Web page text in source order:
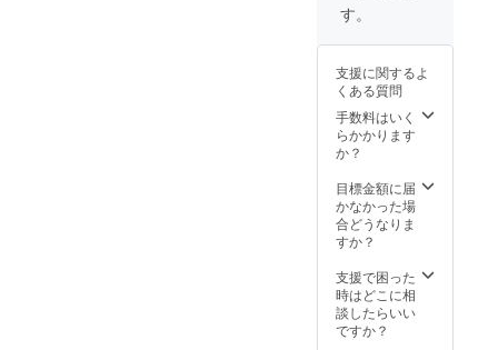
デッキ
7.3〜
7.5
7.75〜
7.875
8.0
イダー
襲名権
はSNS
などの
サー
欄、プ
ロ
フィー
ン、リ
ブ、サ
ドル 全
て組み
立てら
れた状
渡し致
しま
す。 ＊
サイズ
まして
は備考
欄に身
長、体
す。
支援に関するよ
くある質問
手数料はいく
らかかります
か？
目標金額に届
かなかった場
合どうなりま
すか？
支援で困った
時はどこに相
談したらいい
ですか？